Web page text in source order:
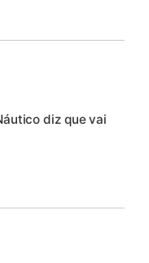
diz que vai